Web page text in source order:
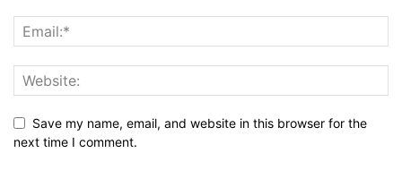
Save my name, email, and website in this browser for the
next time I comment.